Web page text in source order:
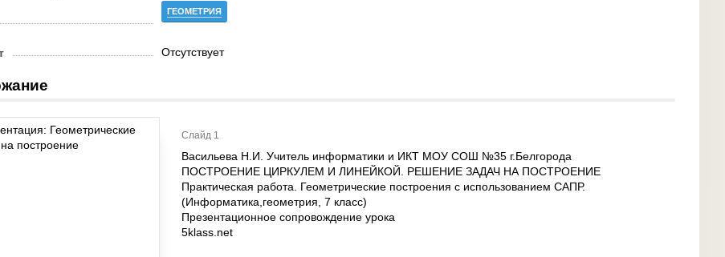
ГЕОМЕТРИЯ
Отсутствует
Слайд 1
Васильева Н.И. Учитель информатики и ИКТ МОУ СОШ №35 г.Белгорода
ПОСТРОЕНИЕ ЦИРКУЛЕМ И ЛИНЕЙКОЙ. РЕШЕНИЕ ЗАДАЧ НА ПОСТРОЕНИЕ
Практическая работа. Геометрические построения с использованием САПР.
(Информатика,геометрия, 7 класс)
Презентационное сопровождение урока
5klass.net